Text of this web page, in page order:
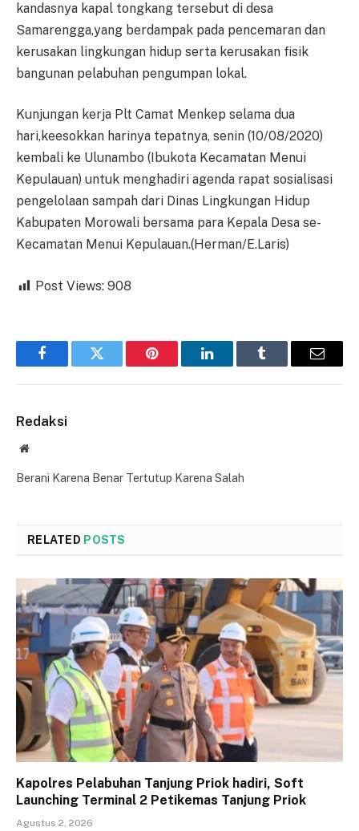
kandasnya kapal tongkang tersebut di desa
Samarengga,yang berdampak pada pencemaran dan
kerusakan lingkungan hidup serta kerusakan fisik
bangunan pelabuhan pengumpan lokal.
Kunjungan kerja Plt Camat Menkep selama dua
hari,keesokkan harinya tepatnya, senin (10/08/2020)
kembali ke Ulunambo (Ibukota Kecamatan Menui
Kepulauan) untuk menghadiri agenda rapat sosialisasi
pengelolaan sampah dari Dinas Lingkungan Hidup
Kabupaten Morowali bersama para Kepala Desa se-
Kecamatan Menui Kepulauan.(Herman/E.Laris)
Post Views: 908
FacebookTwitter Pinterest LinkedInTumblr Email
Redaksi
Website
Berani Karena Benar Tertutup Karena Salah
RELATED POSTS
Kapolres Pelabuhan Tanjung Priok hadiri, Soft
Launching Terminal 2 Petikemas Tanjung Priok
Agustus 2, 2026